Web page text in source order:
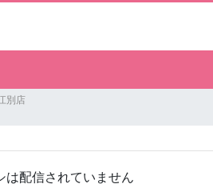
別店
は配信されていません